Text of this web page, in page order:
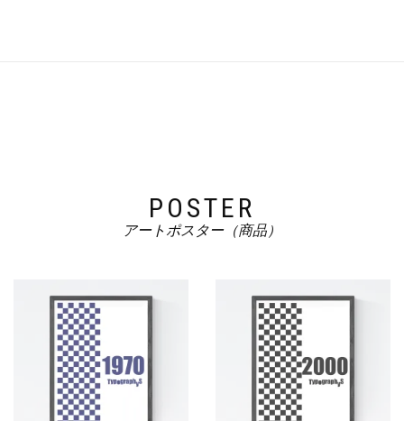
POSTER
アートポスター（商品）